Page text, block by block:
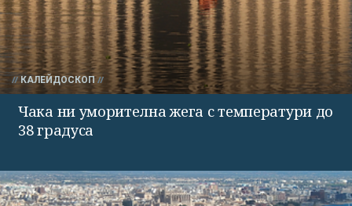
КАЛЕЙДОСКОП
Чака ни уморителна жега с температури до
38 градуса